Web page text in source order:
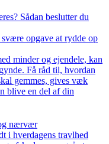
Sådan beslutter du
opgave at rydde op
minder og ejendele, kan
Få råd til, hvordan
gemmes, gives væk
blive en del af din
nærvær
i hverdagens travlhed